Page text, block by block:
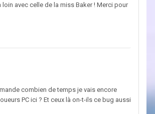
avec celle de la miss Baker ! Merci pour
combien de temps je vais encore
PC ici ? Et ceux là on-t-ils ce bug aussi